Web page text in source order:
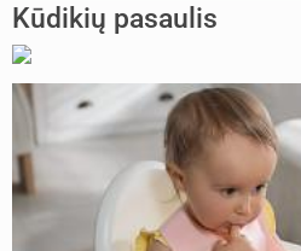
Kūdikių pasaulis